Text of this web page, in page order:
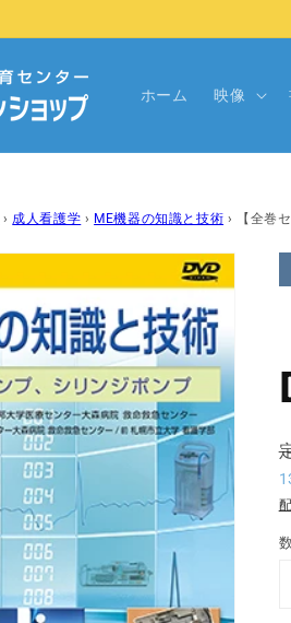
ホーム 映像
› 成人看護学 › ME機器の知識と技術 › 【全巻